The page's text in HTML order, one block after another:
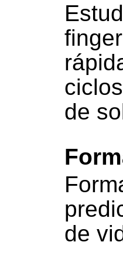
de
de